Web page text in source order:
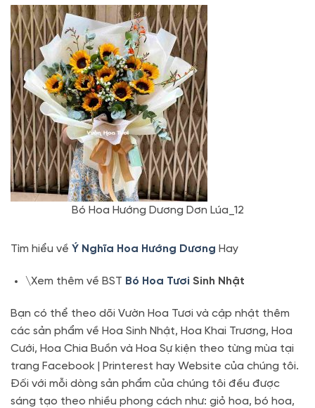
Bó Hoa Hướng Dương Dơn Lúa_12
Tìm hiểu về Ý Nghĩa Hoa Hướng Dương Hay
\Xem thêm về BST Bó Hoa Tươi Sinh Nhật
Bạn có thể theo dõi Vườn Hoa Tươi và cập nhật thêm
các sản phẩm về Hoa Sinh Nhật, Hoa Khai Trương, Hoa
Cưới, Hoa Chia Buồn và Hoa Sự kiện theo từng mùa tại
trang Facebook | Printerest hay Website của chúng tôi.
Đối với mỗi dòng sản phẩm của chúng tôi đều được
sáng tạo theo nhiều phong cách như: giỏ hoa, bó hoa,